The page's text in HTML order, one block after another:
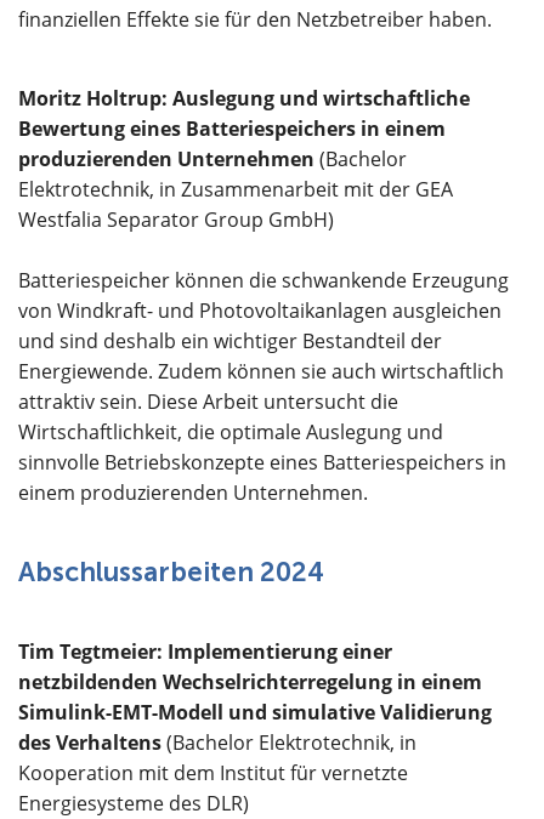
finanziellen Effekte sie für den Netzbetreiber haben.
Moritz Holtrup: Auslegung und wirtschaftliche
Bewertung eines Batteriespeichers in einem
produzierenden Unternehmen (Bachelor
Elektrotechnik, in Zusammenarbeit mit der GEA
Westfalia Separator Group GmbH)
Batteriespeicher können die schwankende Erzeugung
von Windkraft- und Photovoltaikanlagen ausgleichen
und sind deshalb ein wichtiger Bestandteil der
Energiewende. Zudem können sie auch wirtschaftlich
attraktiv sein. Diese Arbeit untersucht die
Wirtschaftlichkeit, die optimale Auslegung und
sinnvolle Betriebskonzepte eines Batteriespeichers in
einem produzierenden Unternehmen.
Abschlussarbeiten 2024
Tim Tegtmeier: Implementierung einer
netzbildenden Wechselrichterregelung in einem
Simulink-EMT-Modell und simulative Validierung
des Verhaltens(Bachelor Elektrotechnik, in
Kooperation mit dem Institut für vernetzte
Energiesysteme des DLR)